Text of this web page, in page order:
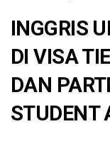
INGGRIS
DI VISA
DAN
STUDENT